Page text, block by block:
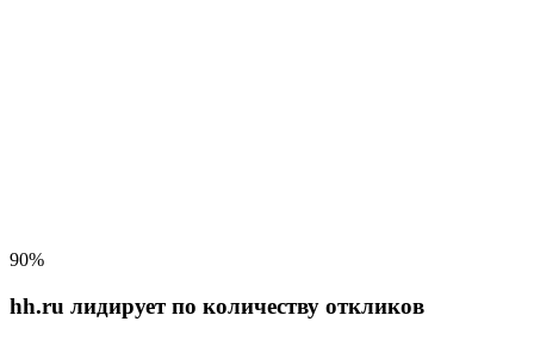
90%
hh.ru лидирует по количеству откликов